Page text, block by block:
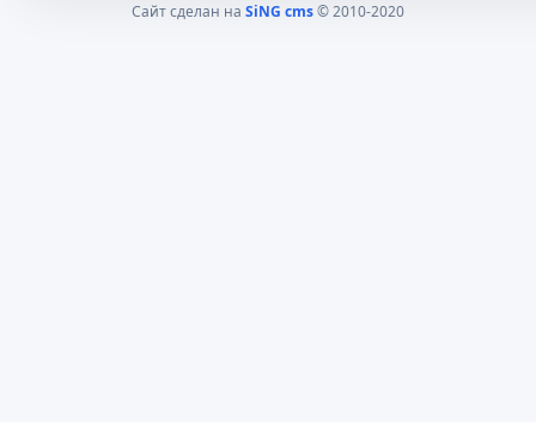
Сайт сделан на SiNG cms© 2010-2020